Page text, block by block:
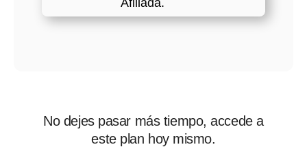
No dejes pasar más tiempo, accede a
este plan hoy mismo.